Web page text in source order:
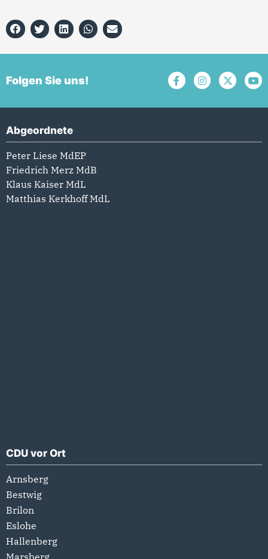
Folgen Sie uns!
Abgeordnete
Peter Liese MdEP
Friedrich Merz MdB
Klaus Kaiser MdL
Matthias Kerkhoff MdL
CDU vor Ort
Arnsberg
Bestwig
Brilon
Eslohe
Hallenberg
Marsberg